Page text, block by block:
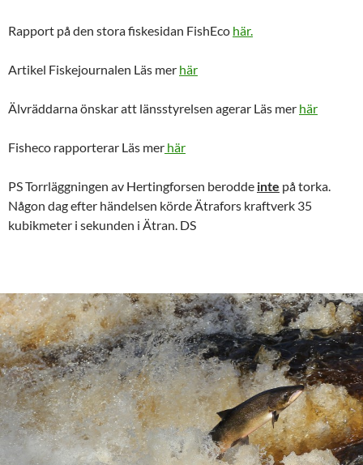
Rapport på den stora fiskesidan FishEco här.
Artikel Fiskejournalen Läs mer här
Älvräddarna önskar att länsstyrelsen agerar Läs mer här
Fisheco rapporterar Läs mer här
PS Torrläggningen av Hertingforsen berodde inte på torka.
Någon dag efter händelsen körde Ätrafors kraftverk 35
kubikmeter i sekunden i Ätran. DS